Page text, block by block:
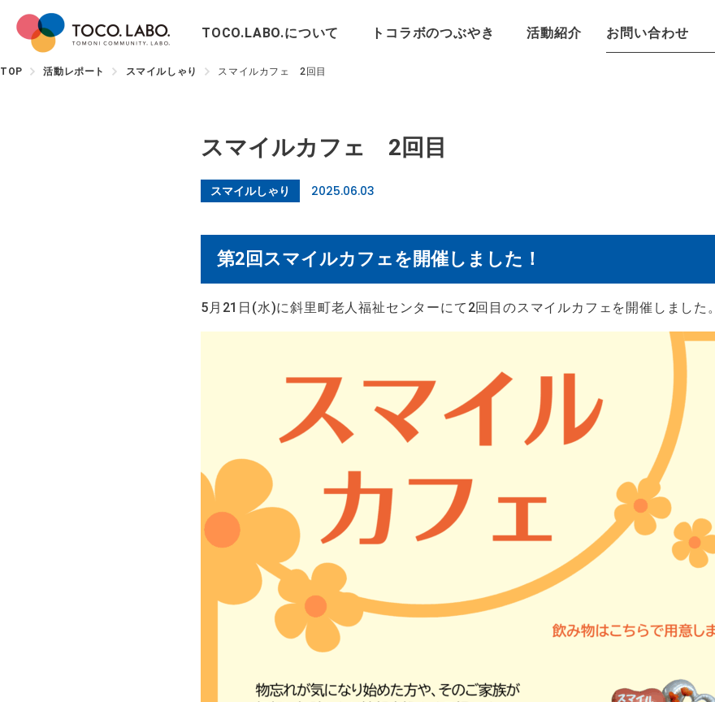
TOCO.LABO.について トコラボのつぶやき 活動紹介 お問い合わせ
TOP 活動レポート スマイルしゃり スマイルカフェ 2回目
スマイルカフェ 2回目
スマイルしゃり 2025.06.03
第2回スマイルカフェを開催しました！
5月21日(水)に斜里町老人福祉センターにて2回目のスマイルカフェを開催しました。